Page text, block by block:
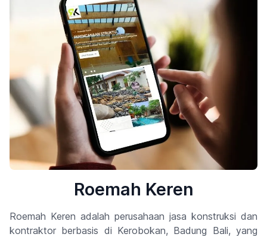
Roemah Keren
Roemah Keren adalah perusahaan jasa konstruksi dan
kontraktor berbasis di Kerobokan, Badung Bali, yang